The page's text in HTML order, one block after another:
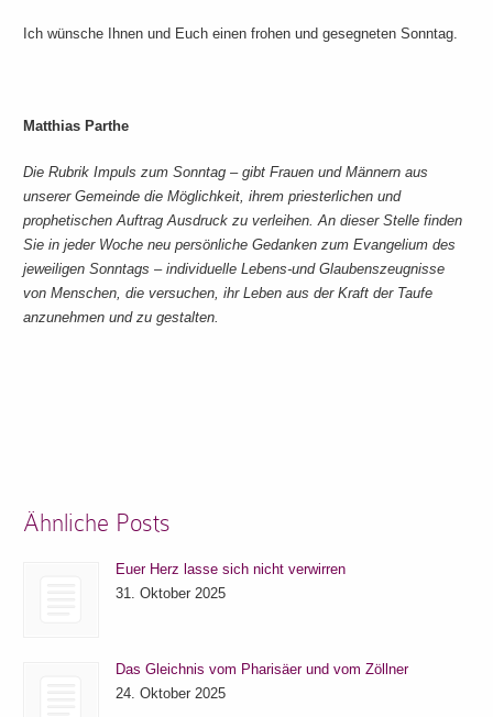
Ich wünsche Ihnen und Euch einen frohen und gesegneten Sonntag.
Matthias Parthe
Die Rubrik Impuls zum Sonntag – gibt Frauen und Männern aus
unserer Gemeinde die Möglichkeit, ihrem priesterlichen und
prophetischen Auftrag Ausdruck zu verleihen. An dieser Stelle finden
Sie in jeder Woche neu persönliche Gedanken zum Evangelium des
jeweiligen Sonntags – individuelle Lebens-und Glaubenszeugnisse
von Menschen, die versuchen, ihr Leben aus der Kraft der Taufe
anzunehmen und zu gestalten.
Ähnliche Posts
Euer Herz lasse sich nicht verwirren
31. Oktober 2025
Das Gleichnis vom Pharisäer und vom Zöllner
24. Oktober 2025